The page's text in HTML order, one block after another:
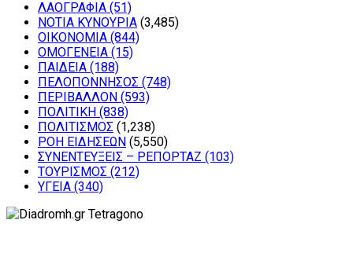
ΛΑΟΓΡΑΦΙΑ (51)
ΝΟΤΙΑ ΚΥΝΟΥΡΙΑ (3,485)
ΟΙΚΟΝΟΜΙΑ (844)
ΟΜΟΓΕΝΕΙΑ (15)
ΠΑΙΔΕΙΑ (188)
ΠΕΛΟΠΟΝΝΗΣΟΣ (748)
ΠΕΡΙΒΑΛΛΟΝ (593)
ΠΟΛΙΤΙΚΗ (838)
ΠΟΛΙΤΙΣΜΟΣ (1,238)
ΡΟΗ ΕΙΔΗΣΕΩΝ (5,550)
ΣΥΝΕΝΤΕΥΞΕΙΣ – ΡΕΠΟΡΤΑΖ (103)
ΤΟΥΡΙΣΜΟΣ (212)
ΥΓΕΙΑ (340)